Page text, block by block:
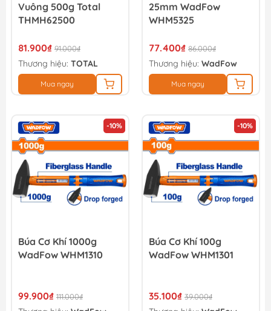
Vuông 500g Total
THMH62500
81.900₫ 91.000₫
Thương hiệu: TOTAL
Mua ngay
25mm WadFow
WHM5325
77.400₫ 86.000₫
Thương hiệu: WadFow
Mua ngay
-10%
Búa Cơ Khí 1000g
WadFow WHM1310
99.900₫ 111.000₫
-10%
Búa Cơ Khí 100g
WadFow WHM1301
35.100₫ 39.000₫